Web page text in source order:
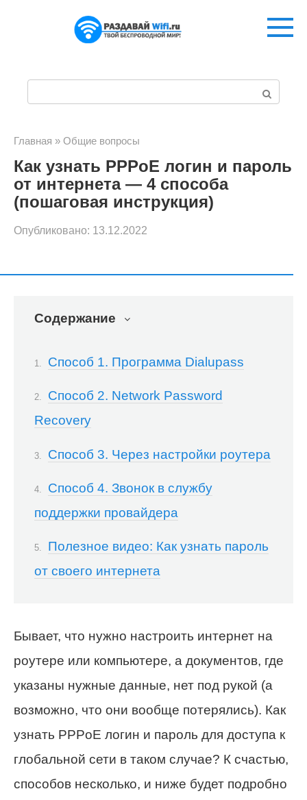
с
к
:
Главная » Общие вопросы
Как узнать PPPoE логин и пароль
от интернета — 4 способа
(пошаговая инструкция)
Опубликовано: 13.12.2022
Содержание
Способ 1. Программа Dialupass
Способ 2. Network Password
Recovery
Способ 3. Через настройки роутера
Способ 4. Звонок в службу
поддержки провайдера
Полезное видео: Как узнать пароль
от своего интернета
Бывает, что нужно настроить интернет на
роутере или компьютере, а документов, где
указаны нужные данные, нет под рукой (а
возможно, что они вообще потерялись). Как
узнать PPPoE логин и пароль для доступа к
глобальной сети в таком случае? К счастью,
способов несколько, и ниже будет подробно